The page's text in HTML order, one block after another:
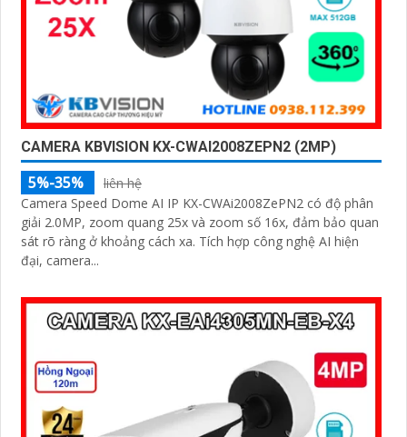
CAMERA KBVISION KX-CWAI2008ZEPN2 (2MP)
5%-35%
liên hệ
Camera Speed Dome AI IP KX-CWAi2008ZePN2 có độ phân
giải 2.0MP, zoom quang 25x và zoom số 16x, đảm bảo quan
sát rõ ràng ở khoảng cách xa. Tích hợp công nghệ AI hiện
đại, camera...